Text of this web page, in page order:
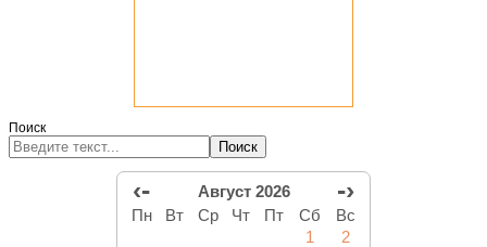
Поиск
Поиск
‹- Август 2026 -›
Пн Вт Ср Чт Пт Сб
Вс
1
2